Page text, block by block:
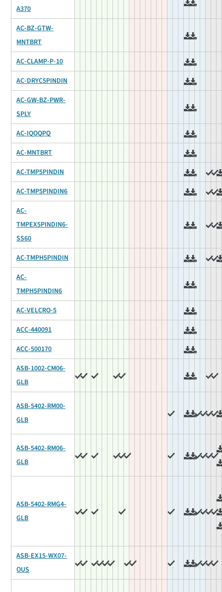
A370
AC-BZ-GTW-
MNTBRT
AC-CLAMP-P-10
AC-DRYC5PINDIN
AC-GW-BZ-PWR-
SPLY
AC-IQOQPQ
AC-MNTBRT
AC-TMP5PINDIN
AC-TMP5PINDIN6
AC-
TMPEX5PINDIN6-
SS60
AC-TMPH5PINDIN
AC-
TMPH5PINDIN6
AC-VELCRO-5
ACC-440091
ACC-500170
ASB-1002-CM06-
GLB
ASB-5402-RM00-
GLB
ASB-5402-RM06-
GLB
ASB-5402-RMG4-
GLB
ASB-EX15-WX07-
OUS